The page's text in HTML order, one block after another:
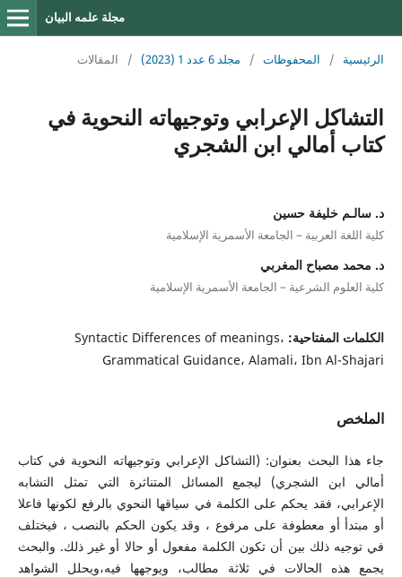
مجلة علمه البيان
الرئيسية / المحفوظات / مجلد 6 عدد 1 (2023) / المقالات
التشاكل الإعرابي وتوجيهاته النحوية في
كتاب أمالي ابن الشجري
د. سالـم خليفة حسين
كلية اللغة العربية – الجامعة الأسمرية الإسلامية
د. محمد مصباح المغربي
كلية العلوم الشرعية – الجامعة الأسمرية الإسلامية
الكلمات المفتاحية: Syntactic Differences of meanings،
Grammatical Guidance، Alamali، Ibn Al-Shajari
الملخص
جاء هذا البحث بعنوان: (التشاكل الإعرابي وتوجيهاته النحوية في كتاب
أمالي ابن الشجري) ليجمع المسائل المتناثرة التي تمثل التشابه
الإعرابي، فقد يحكم على الكلمة في سياقها النحوي بالرفع لكونها فاعلا
أو مبتدأ أو معطوفة على مرفوع ، وقد يكون الحكم بالنصب ، فيختلف
في توجيه ذلك بين أن تكون الكلمة مفعول أو حالا أو غير ذلك. والبحث
يجمع هذه الحالات في ثلاثة مطالب، ويوجهها فيه،ويحلل الشواهد